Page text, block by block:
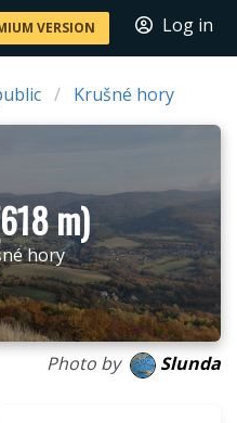
VERSION Log in
Krušné hory
m)
hory
Photo by Slunda